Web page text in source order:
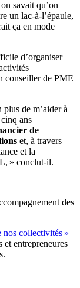
savait qu’on
un lac-à-l’épaule,
ça en mode
d’organiser
conseiller de PME
de m’aider à
ans
de
et, à travers
et la
» conclut-il.
des
nos collectivités »
et entrepreneures